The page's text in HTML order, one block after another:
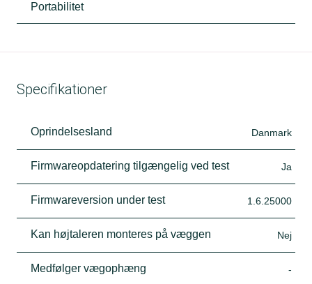
Portabilitet
Specifikationer
Oprindelsesland Danmark
Firmwareopdatering tilgængelig ved test Ja
Firmwareversion under test 1.6.25000
Kan højtaleren monteres på væggen Nej
Medfølger vægophæng -